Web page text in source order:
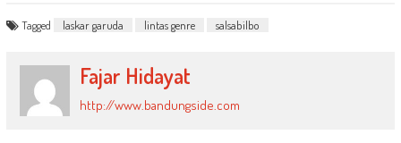
Tagged laskar garuda lintas genre salsabilbo
Fajar Hidayat
http://www.bandungside.com